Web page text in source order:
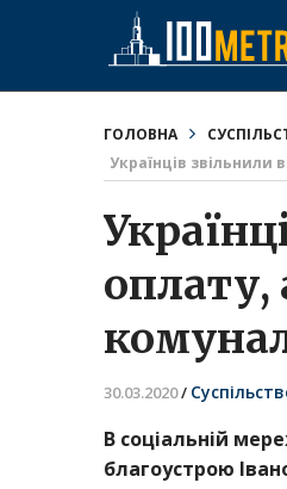
ГОЛОВНА
Українців звільнили
оплату,
30.03.2020/
В соціальній
благоустрою